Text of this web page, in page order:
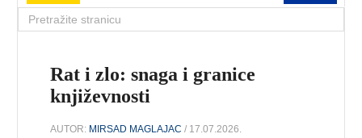
Rat i zlo: snaga i granice
književnosti
AUTOR: MIRSAD MAGLAJAC / 17.07.2026.